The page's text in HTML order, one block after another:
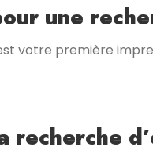
une
votre première
recherche